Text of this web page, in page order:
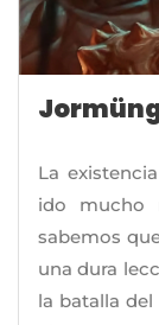
La
ido mucho
sabemos
una dura
la batalla